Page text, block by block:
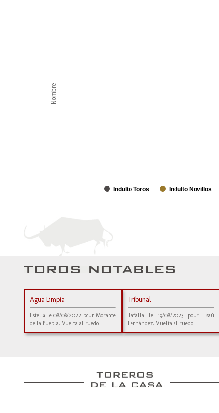
Nombre
Indulto Toros Indulto Novillos
Agua Limpia
Estella le 08/08/2022 pour Morante
de la Puebla. Vuelta al ruedo
Tribunal
Tafalla le 19/08/2023 pour Esaú
Fernández. Vuelta al ruedo